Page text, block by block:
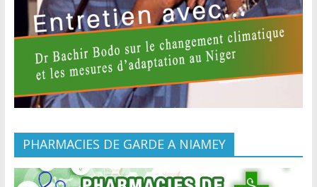
PHARMACIES DE GARDE A NIAMEY